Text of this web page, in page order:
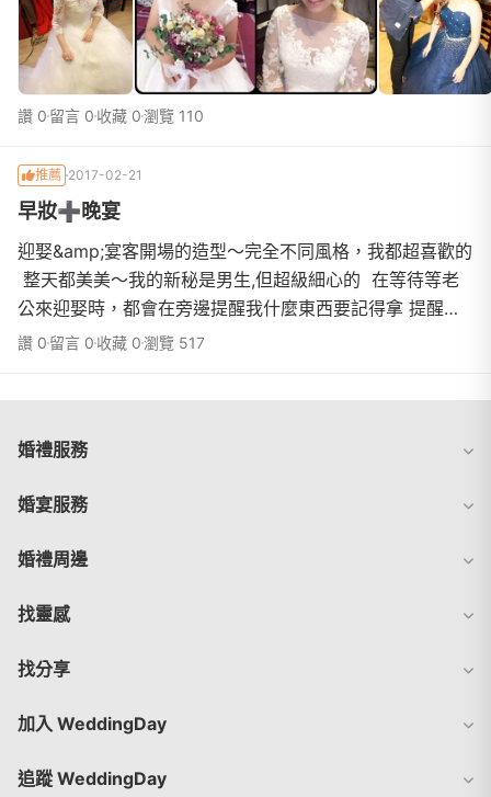
讚 0 留言 0 收藏 0瀏覽 110
推薦 2017-02-21
早妝➕晚宴
迎娶&amp;宴客開場的造型～完全不同風格，我都超喜歡的
整天都美美～我的新秘是男生,但超級細心的 在等待等老
公來迎娶時，都會在旁邊提醒我什麼東西要記得拿 提醒我
注意哪些小細節！晚宴時 銘鴻就像保鑣一樣 一直跟在我後
讚 0 留言 0 收藏 0瀏覽 517
婚禮服務
婚宴服務
婚禮周邊
找靈感
找分享
加入 WeddingDay
追蹤 WeddingDay